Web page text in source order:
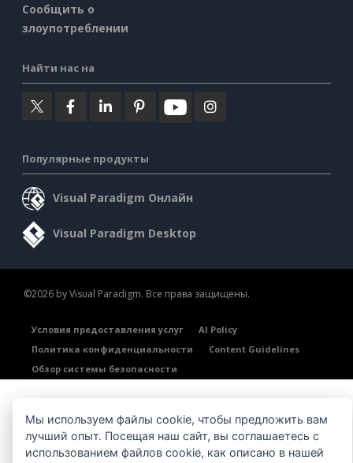
Сообщить о
злоупотреблении
Найти нас на
Популярные продукты
Visual Paradigm Онлайн
Visual Paradigm Desktop
©2026 by Visual Paradigm. Все права защищены.
Условия предоставления услуг
AI Policy
Политика конфиденциальности
Content Guidelines
Обзор системы безопасности
Мы используем файлы cookie, чтобы предложить вам
лучший опыт. Посещая наш сайт, вы соглашаетесь с
использованием файлов cookie, как описано в нашей